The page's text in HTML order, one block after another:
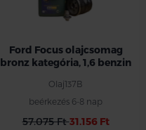
Ford Focus olajcsomag
bronz kategória, 1,6 benzin
Olaj137B
beérkezés 6-8 nap
57.075 Ft31.156 Ft